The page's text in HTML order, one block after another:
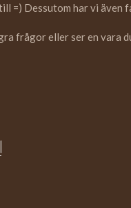
=) Dessutom har vi även
frågor eller ser en vara